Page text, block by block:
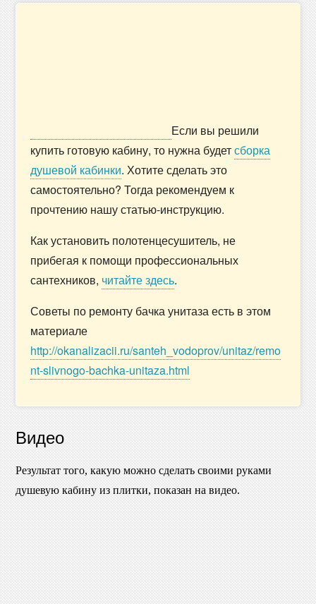
Если вы решили
купить готовую кабину, то нужна будетсборка
душевой кабинки. Хотите сделать это
самостоятельно? Тогда рекомендуем к
прочтению нашу статью-инструкцию.
Как установить полотенцесушитель, не
прибегая к помощи профессиональных
сантехников, читайте здесь.
Советы по ремонту бачка унитаза есть в этом
материале
http://okanalizacii.ru/santeh_vodoprov/unitaz/remo
nt-slivnogo-bachka-unitaza.html
Видео
Результат того, какую можно сделать своими руками
душевую кабину из плитки, показан на видео.